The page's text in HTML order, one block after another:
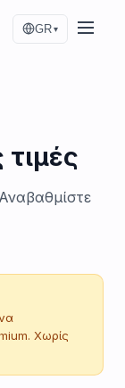
GR▾
τιμές
Χωρίς